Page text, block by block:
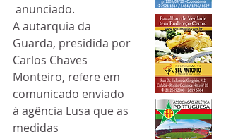
anunciado.
A autarquia da
Guarda, presidida por
Carlos Chaves
Monteiro, refere em
comunicado enviado
à agência Lusa que as
medidas